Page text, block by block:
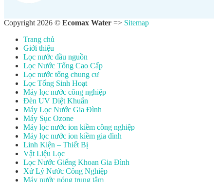
Copyright 2026 © Ecomax Water => Sitemap
Trang chủ
Giới thiệu
Lọc nước đầu nguồn
Lọc Nước Tổng Cao Cấp
Lọc nước tổng chung cư
Lọc Tổng Sinh Hoạt
Máy lọc nước công nghiệp
Đèn UV Diệt Khuẩn
Máy Lọc Nước Gia Đình
Máy Sục Ozone
Máy lọc nước ion kiềm công nghiệp
Máy lọc nước ion kiềm gia đình
Linh Kiện – Thiết Bị
Vật Liệu Lọc
Lọc Nước Giếng Khoan Gia Đình
Xử Lý Nước Công Nghiệp
Máy nước nóng trung tâm